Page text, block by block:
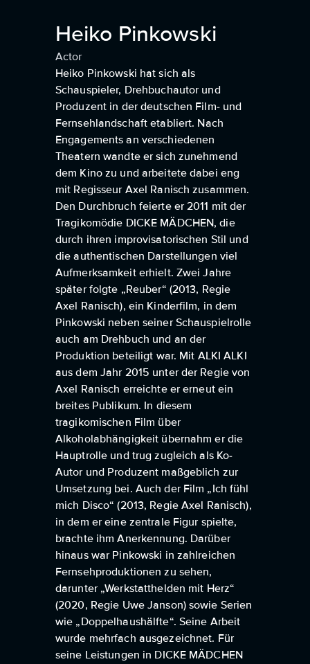
Heiko Pinkowski
Actor
Heiko Pinkowski hat sich als
Schauspieler, Drehbuchautor und
Produzent in der deutschen Film- und
Fernsehlandschaft etabliert. Nach
Engagements an verschiedenen
Theatern wandte er sich zunehmend
dem Kino zu und arbeitete dabei eng
mit Regisseur Axel Ranisch zusammen.
Den Durchbruch feierte er 2011 mit der
Tragikomödie DICKE MÄDCHEN, die
durch ihren improvisatorischen Stil und
die authentischen Darstellungen viel
Aufmerksamkeit erhielt. Zwei Jahre
später folgte „Reuber“ (2013, Regie
Axel Ranisch), ein Kinderfilm, in dem
Pinkowski neben seiner Schauspielrolle
auch am Drehbuch und an der
Produktion beteiligt war. Mit ALKI ALKI
aus dem Jahr 2015 unter der Regie von
Axel Ranisch erreichte er erneut ein
breites Publikum. In diesem
tragikomischen Film über
Alkoholabhängigkeit übernahm er die
Hauptrolle und trug zugleich als Ko-
Autor und Produzent maßgeblich zur
Umsetzung bei. Auch der Film „Ich fühl
mich Disco“ (2013, Regie Axel Ranisch),
in dem er eine zentrale Figur spielte,
brachte ihm Anerkennung. Darüber
hinaus war Pinkowski in zahlreichen
Fernsehproduktionen zu sehen,
darunter „Werkstatthelden mit Herz“
(2020, Regie Uwe Janson) sowie Serien
wie „Doppelhaushälfte“. Seine Arbeit
wurde mehrfach ausgezeichnet. Für
seine Leistungen in DICKE MÄDCHEN